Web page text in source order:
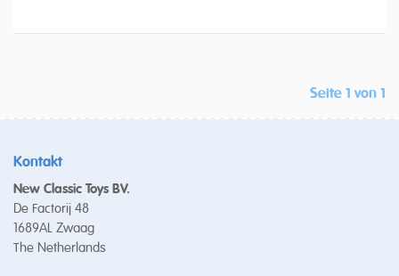
Seite 1 von 1
Kontakt
New Classic Toys BV.
De Factorij 48
1689AL Zwaag
The Netherlands